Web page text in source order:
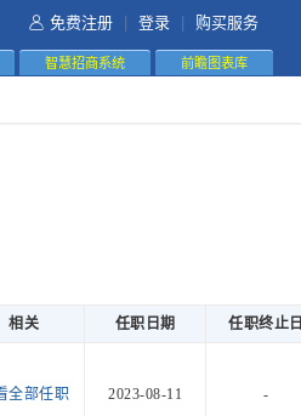
免费注册 登录 购买服务
智慧招商系统 前瞻图表库
相关 任职日期 任职终止日
全部任职 2023-08-11 -